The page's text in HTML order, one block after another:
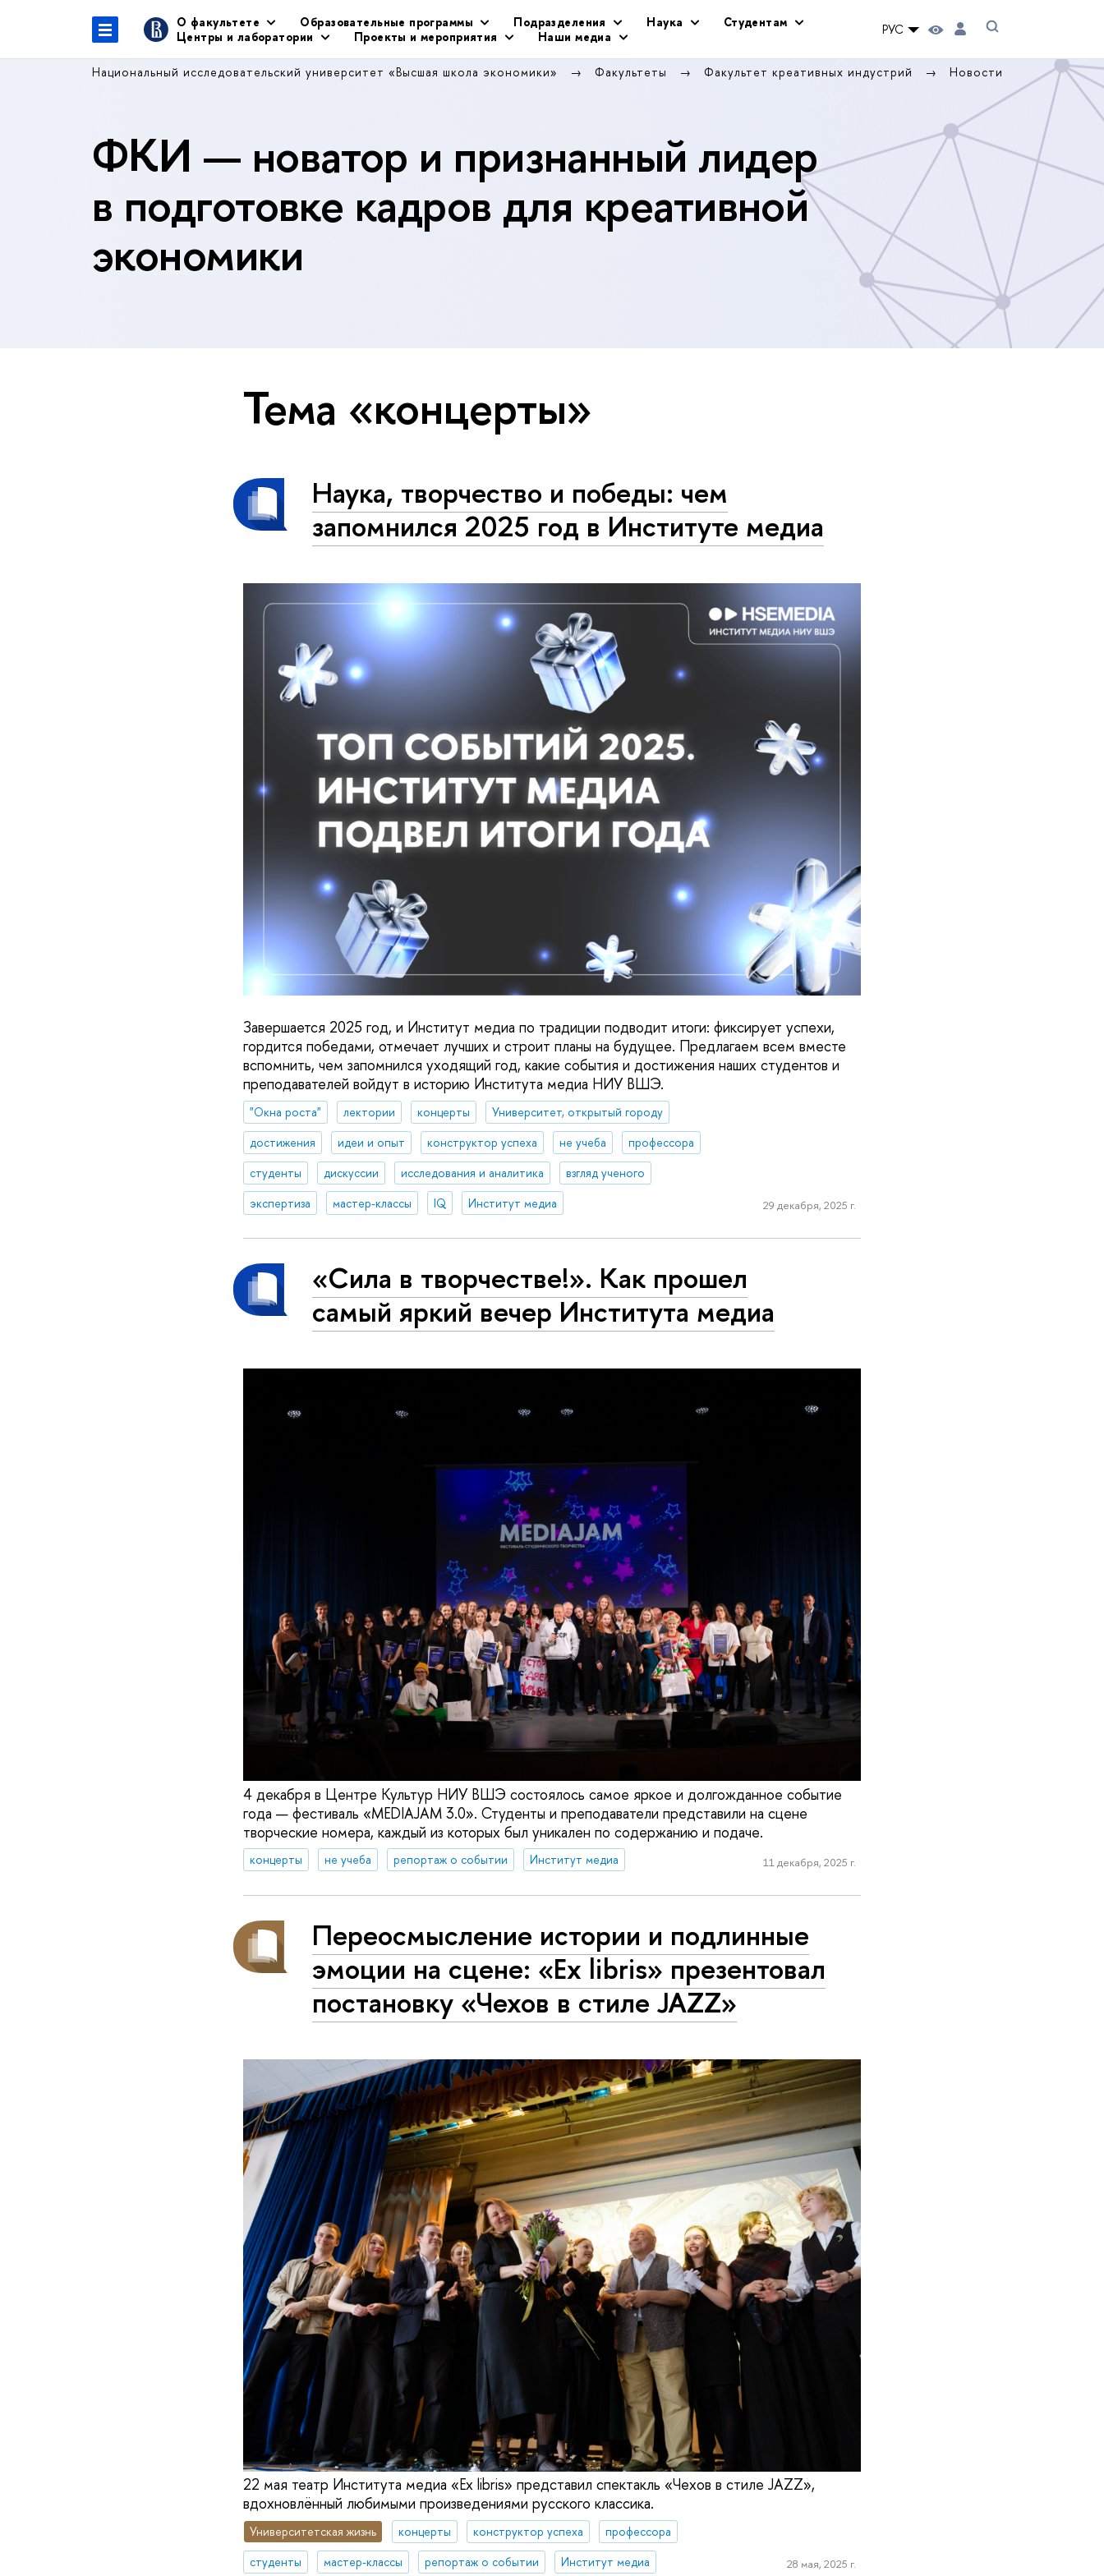
О факультете Образовательные программы Подразделения Наука
Студентам
Центры и лаборатории
Проекты и мероприятия Наши медиа РУС
Национальный исследовательский университет «Высшая школа экономики» Факультеты Факультет креативных индустрий Новости
ФКИ — новатор и признанный лидер
в подготовке кадров для креативной
экономики
Тема «концерты»
Наука, творчество и победы: чем
запомнился 2025 год в Институте медиа
Завершается 2025 год, и Институт медиа по традиции подводит итоги: фиксирует успехи,
гордится победами, отмечает лучших и строит планы на будущее. Предлагаем всем вместе
вспомнить, чем запомнился уходящий год, какие события и достижения наших студентов и
преподавателей войдут в историю Института медиа НИУ ВШЭ.
"Окна роста" лектории концерты
Университет, открытый городу
достижения
идеи и опыт конструктор успеха не учеба
профессора
студенты
дискуссии исследования и аналитика
взгляд ученого
экспертиза
мастер-классы IQ Институт медиа 29 декабря, 2025 г.
«Сила в творчестве!». Как прошел
самый яркий вечер Института медиа
4 декабря в Центре Культур НИУ ВШЭ состоялось самое яркое и долгожданное событие
года — фестиваль «MEDIAJAM 3.0». Студенты и преподаватели представили на сцене
творческие номера, каждый из которых был уникален по содержанию и подаче.
концерты не учеба репортаж о событии Институт медиа 11 декабря, 2025 г.
Переосмысление истории и подлинные
эмоции на сцене: «Ex libris» презентовал
постановку «Чехов в стиле JAZZ»
22 мая театр Института медиа «Ex libris» представил спектакль «Чехов в стиле JAZZ»,
вдохновлённый любимыми произведениями русского классика.
Университетская жизнь концерты конструктор успеха
профессора
студенты
мастер-классы репортаж о событии Институт медиа 28 мая, 2025 г.